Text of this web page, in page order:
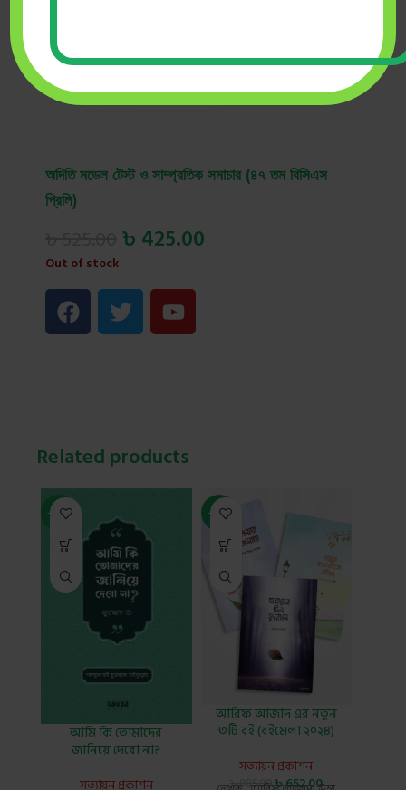
অদিতি মডেল টেস্ট ও সাম্প্রতিক সমাচার (৪৭ তম বিসিএস
প্রিলি)
৳ 425.00
Out of stock
Related products
-28%
আমি কি তোমাদের
জানিয়ে দেবো না?
সত্যায়ন প্রকাশন
-26%
আরিফ আজাদ এর নতুন
৩টি বই (বইমেলা ২০২৪)
সত্যায়ন প্রকাশন
৳885.00৳652.00